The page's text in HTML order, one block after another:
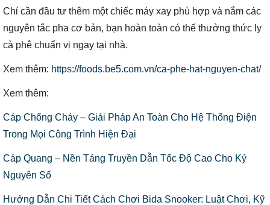
Chỉ cần đầu tư thêm một chiếc máy xay phù hợp và nắm các
nguyên tắc pha cơ bản, bạn hoàn toàn có thể thưởng thức ly
cà phê chuẩn vị ngay tại nhà.
Xem thêm: https://foods.be5.com.vn/ca-phe-hat-nguyen-chat/
Xem thêm:
Cáp Chống Cháy – Giải Pháp An Toàn Cho Hệ Thống Điện
Trong Mọi Công Trình Hiện Đại
Cáp Quang – Nền Tảng Truyền Dẫn Tốc Độ Cao Cho Kỷ
Nguyên Số
Hướng Dẫn Chi Tiết Cách Chơi Bida Snooker: Luật Chơi, Kỹ